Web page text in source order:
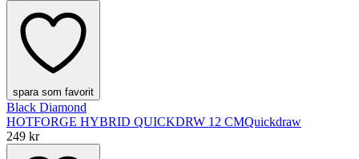
spara som favorit
Black Diamond
HOTFORGE HYBRID QUICKDRW 12 CMQuickdraw
249 kr